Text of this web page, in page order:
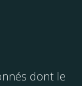
dont le